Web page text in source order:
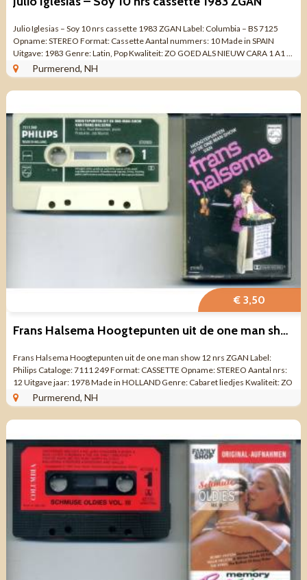
Julio Iglesias – Soy 10 nrs cassette 1983 ZGAN Label: Columbia – BS 7125
Opname: STEREO Format: Cassette Aantal nummers: 10 Made in SPAIN
Uitgave: 1983 Genre: Latin, Pop Kwaliteit: ZO GOED ALS NIEUW CARA 1 A1 ...
Purmerend, NH
€ 3,50
Frans Halsema Hoogtepunten uit de one man show 12 nrs ZGAN
Frans Halsema Hoogtepunten uit de one man show 12 nrs ZGAN Label:
Philips Cataloge: 7111 249 Format: CASSETTE Opname: STEREO Aantal nrs:
12 Uitgave jaar: 1978 Made in HOLLAND Genre: Cabaret liedjes Kwaliteit: ZO
GOED ALS NIEUW ...
Purmerend, NH